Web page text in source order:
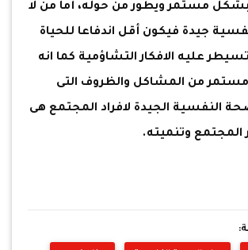
بشكل مستمر ويطور من حوله، أما من لا
جيدة فيكون أقل اندفاعا للحياة
عليه الافكار التشاؤمية كما انه
من المشاكل والظروف التى
النفسية الجيدة لافراد المجتمع هى
المجتمع وتنميته.